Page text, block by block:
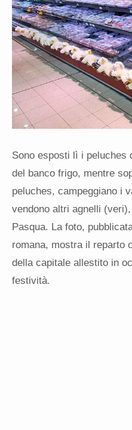
Sono esposti lì i peluches
del banco frigo, mentre
peluches, campeggiano i
vendono altri agnelli
Pasqua. La foto,
romana, mostra il reparto
della capitale allestito in
festività.